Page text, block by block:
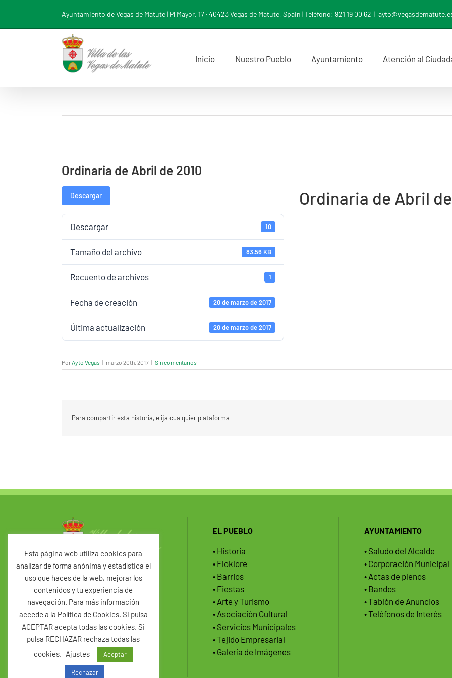
contenido
Ayuntamiento de Vegas de Matute | Pl Mayor, 17 · 40423 Vegas de Matute, Spain | Teléfono: 921 19 00 62 |
Inicio Nuestro Pueblo Ayuntamiento Atención al
Ordinaria de Abril de 2010
Descargar
Descargar 10
Tamaño del archivo 83.56 KB
Recuento de archivos 1
Fecha de creación 20 de marzo de 2017
Última actualización 20 de marzo de 2017
Ordinaria de Abril
Por Ayto Vegas | marzo 20th, 2017 | Sin comentarios
Para compartir esta historia, elija cualquier plataforma
Plaza Mayor, 17
40423 Vegas de Matute
Segovia
921 19 00 62
ayto@vegasdematute.es
EL PUEBLO
• Historia
• Floklore
• Barrios
• Fiestas
• Arte y Turismo
• Asociación Cultural
• Servicios Municipales
• Tejido Empresarial
• Galería de Imágenes
AYUNTAMIENTO
• Saludo del Alcalde
• Corporación Municipal
• Actas de plenos
• Bandos
• Tablón de Anuncios
• Teléfonos de Interés
Esta página web utiliza cookies para
analizar de forma anónima y estadística el
uso que haces de la web, mejorar los
contenidos y tu experiencia de
navegación. Para más información
accede a la Política de Cookies. Si pulsa
ACEPTAR acepta todas las cookies. Si
pulsa RECHAZAR rechaza todas las
cookies. Ajustes Aceptar
Rechazar